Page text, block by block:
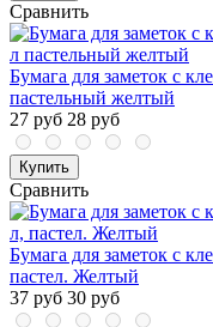
Сравнить
Бумага для заметок с
пастельный желтый
27 руб 28 руб
Купить
Сравнить
Бумага для заметок с
пастел. Желтый
37 руб 30 руб